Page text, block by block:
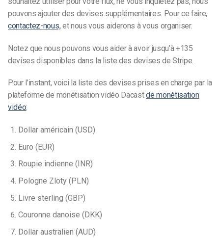
pouvons ajouter des devises supplémentaires. Pour ce faire,
contactez-nous,et nous vous aiderons à vous organiser.
Notez que nous pouvons vous aider à avoir jusqu’à +135
devises disponibles dans la liste des devises de Stripe.
Pour l’instant, voici la liste des devises prises en charge par la
plateforme de monétisation vidéo Dacastde monétisation
vidéo:
Dollar américain (USD)
Euro (EUR)
Roupie indienne (INR)
Pologne Zloty (PLN)
Livre sterling (GBP)
Couronne danoise (DKK)
Dollar australien (AUD)